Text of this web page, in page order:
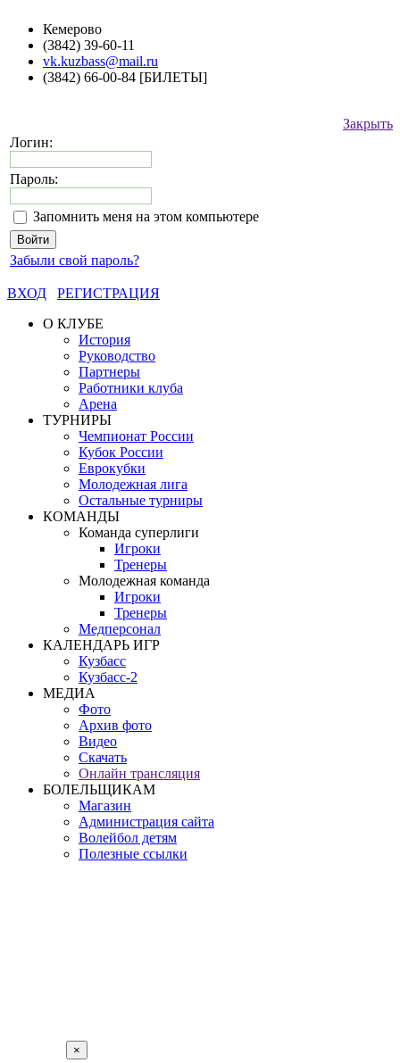
Кемерово
(3842) 39-60-11
vk.kuzbass@mail.ru
(3842) 66-00-84 [БИЛЕТЫ]
Закрыть
Логин:
Пароль:
Запомнить меня на этом компьютере
Забыли свой пароль?
ВХОД
РЕГИСТРАЦИЯ
О КЛУБЕ
История
Руководство
Партнеры
Работники клуба
Арена
ТУРНИРЫ
Чемпионат России
Кубок России
Еврокубки
Молодежная лига
Остальные турниры
КОМАНДЫ
Команда суперлиги
Игроки
Тренеры
Молодежная команда
Игроки
Тренеры
Медперсонал
КАЛЕНДАРЬ ИГР
Кузбасс
Кузбасс-2
МЕДИА
Фото
Архив фото
Видео
Скачать
Онлайн трансляция
БОЛЕЛЬЩИКАМ
Магазин
Администрация сайта
Волейбол детям
Полезные ссылки
×